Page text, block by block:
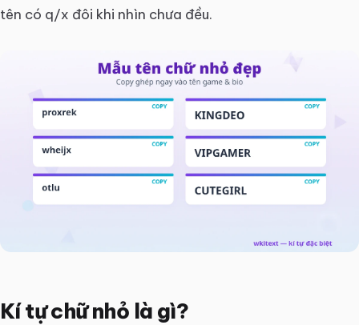
tên có q/x đôi khi nhìn chưa đều.
Kí tự chữ nhỏ là gì?